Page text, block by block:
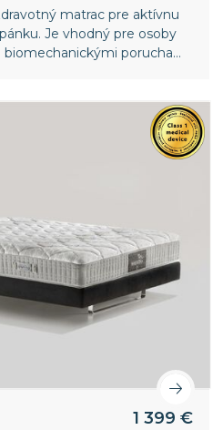
matrac pre aktívnu
Je vhodný pre osoby
poruchami
1 399 €